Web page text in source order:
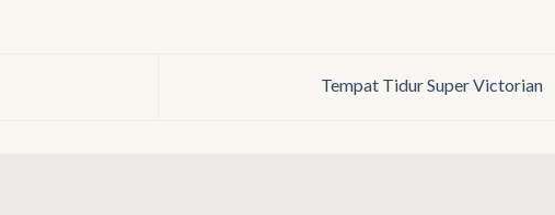
Tempat Tidur Super Victorian